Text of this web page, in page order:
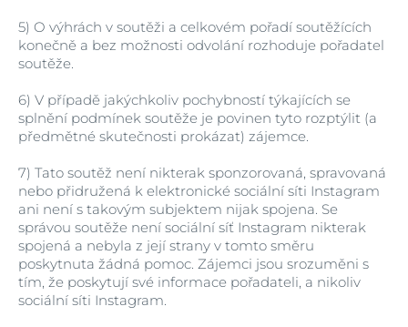
5) O výhrách v soutěži a celkovém pořadí soutěžících
konečně a bez možnosti odvolání rozhoduje pořadatel
soutěže.
6) V případě jakýchkoliv pochybností týkajících se
splnění podmínek soutěže je povinen tyto rozptýlit (a
předmětné skutečnosti prokázat) zájemce.
7) Tato soutěž není nikterak sponzorovaná, spravovaná
nebo přidružená k elektronické sociální síti Instagram
ani není s takovým subjektem nijak spojena. Se
správou soutěže není sociální síť Instagram nikterak
spojená a nebyla z její strany v tomto směru
poskytnuta žádná pomoc. Zájemci jsou srozuměni s
tím, že poskytují své informace pořadateli, a nikoliv
sociální síti Instagram.